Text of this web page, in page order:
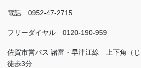
電話 0952-47-2715
フリーダイヤル 0120-190-959
佐賀市営バス 諸富・早津江線 上下角（
徒歩3分